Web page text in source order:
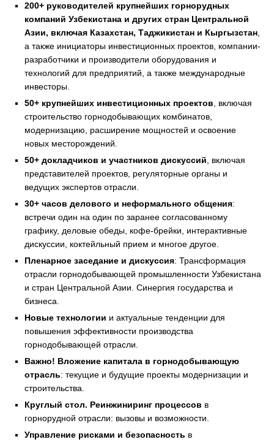
200+ руководителей крупнейших горнорудных
компаний Узбекистана и других стран Центральной
Азии, включая Казахстан, Таджикистан и Кыргызстан,
а также инициаторы инвестиционных проектов, компании-
разработчики и производители оборудования и
технологий для предприятий, а также международные
инвесторы.
50+ крупнейших инвестиционных проектов, включая
строительство горнодобывающих комбинатов,
модернизацию, расширение мощностей и освоение
новых месторождений.
50+ докладчиков и участников дискуссий, включая
представителей проектов, регуляторные органы и
ведущих экспертов отрасли.
30+ часов делового и неформального общения:
встречи один на один по заранее согласованному
графику, деловые обеды, кофе-брейки, интерактивные
дискуссии, коктейльный прием и многое другое.
Пленарное заседание и дискуссия: Трансформация
отрасли горнодобывающей промышленности Узбекистана
и стран Центральной Азии. Синергия государства и
бизнеса.
Новые технологии и актуальные тенденции для
повышения эффективности производства
горнодобывающей отрасли.
Важно! Вложение капитала в горнодобывающую
отрасль: текущие и будущие проекты модернизации и
строительства.
Круглый стол. Реинжиниринг процессов в
горнорудной отрасли: вызовы и возможности.
Управление рисками и безопасность в